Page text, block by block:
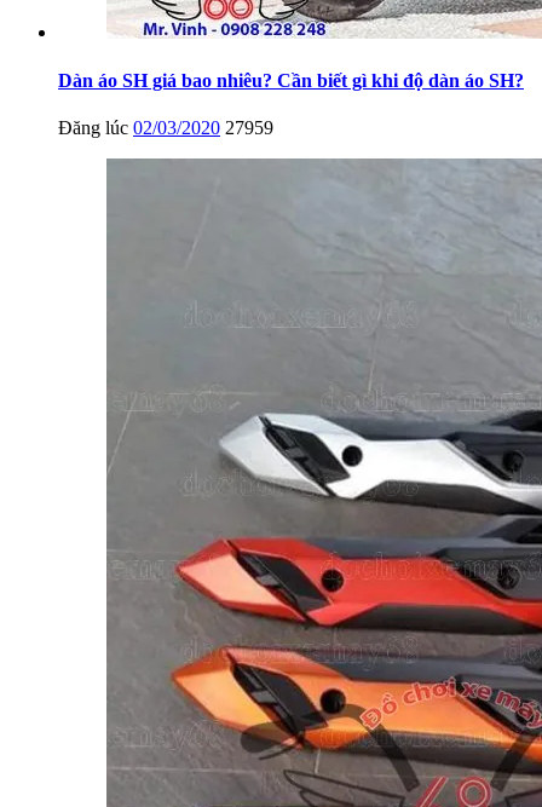
Dàn áo SH giá bao nhiêu? Cần biết gì khi độ dàn áo SH?
Đăng lúc 02/03/2020 27959